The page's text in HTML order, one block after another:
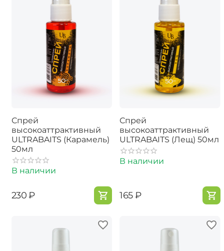
Спрей
высокоаттрактивный
ULTRABAITS (Карамель)
50мл
В наличии
‍230‍ ₽
Спрей
высокоаттрактивный
ULTRABAITS (Лещ) 50мл
В наличии
‍165‍₽